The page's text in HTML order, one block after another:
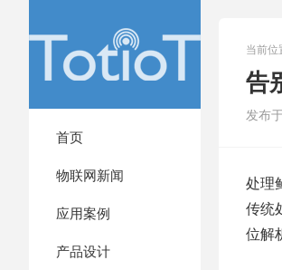
首页
物联网新闻
应用案例
产品设计
当前位
告
发布
处理
传统
位解